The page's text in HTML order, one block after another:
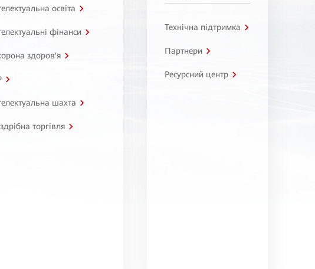
освіта
фінанси
здоров'я
шахта
торгівля
Технічна підтримка
Партнери
Ресурсний центр